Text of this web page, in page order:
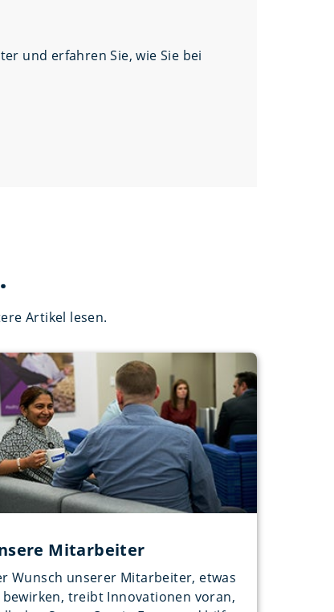
und erfahren Sie, wie Sie bei
Artikel lesen.
Mitarbeiter
Wunsch unserer Mitarbeiter, etwas
bewirken, treibt Innovationen voran,